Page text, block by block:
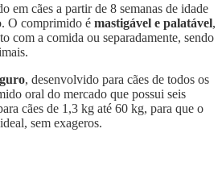
em cães a partir de 8 semanas de idade
O comprimido é mastigável e palatável,
com a comida ou separadamente, sendo
, desenvolvido para cães de todos os
oral do mercado que possui seis
cães de 1,3 kg até 60 kg, para que o
sem exageros.